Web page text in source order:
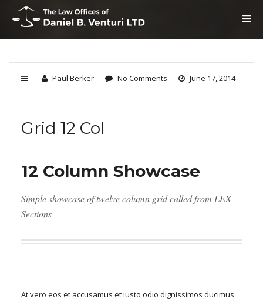
G
A
Paul Berker No Comments June 17, 2014
Grid 12 Col
12 Column Showcase
Simple showcase of twelve column grid called from LEX
Sections
At vero eos et accusamus et iusto odio dignissimos ducimus